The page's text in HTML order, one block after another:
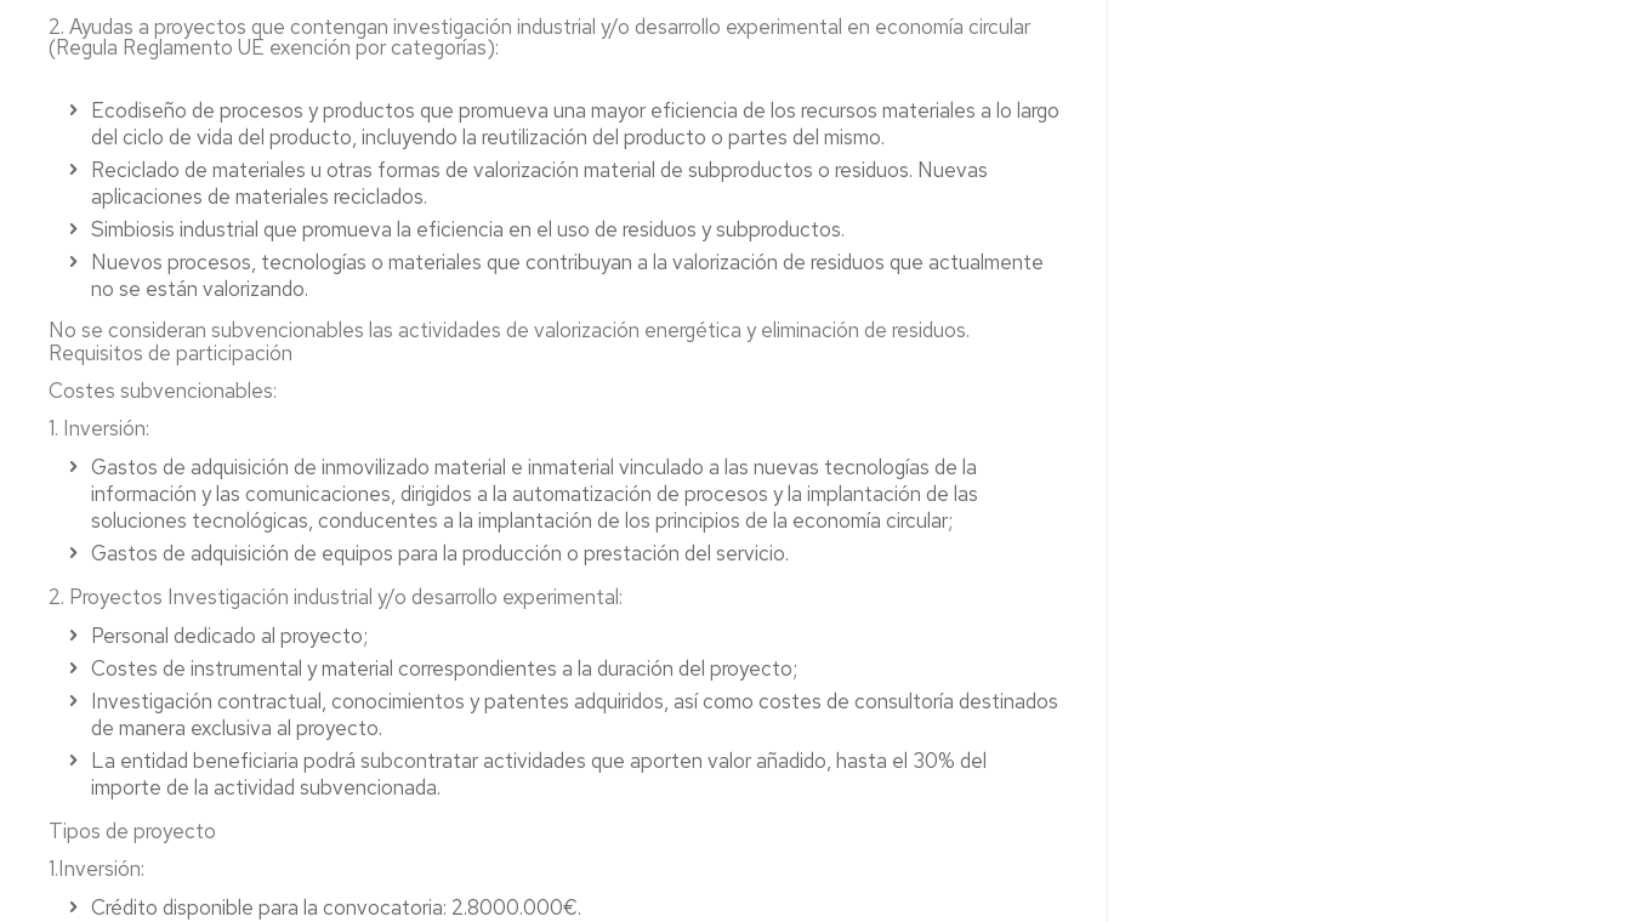
2. Ayudas a proyectos que contengan investigación industrial y/o desarrollo experimental en economía circular
(Regula Reglamento UE exención por categorías):
Ecodiseño de procesos y productos que promueva una mayor eficiencia de los recursos materiales a lo largo
del ciclo de vida del producto, incluyendo la reutilización del producto o partes del mismo.
Reciclado de materiales u otras formas de valorización material de subproductos o residuos. Nuevas
aplicaciones de materiales reciclados.
Simbiosis industrial que promueva la eficiencia en el uso de residuos y subproductos.
Nuevos procesos, tecnologías o materiales que contribuyan a la valorización de residuos que actualmente
no se están valorizando.
No se consideran subvencionables las actividades de valorización energética y eliminación de residuos.
Requisitos de participación
Costes subvencionables:
1. Inversión:
Gastos de adquisición de inmovilizado material e inmaterial vinculado a las nuevas tecnologías de la
información y las comunicaciones, dirigidos a la automatización de procesos y la implantación de las
soluciones tecnológicas, conducentes a la implantación de los principios de la economía circular;
Gastos de adquisición de equipos para la producción o prestación del servicio.
2. Proyectos Investigación industrial y/o desarrollo experimental:
Personal dedicado al proyecto;
Costes de instrumental y material correspondientes a la duración del proyecto;
Investigación contractual, conocimientos y patentes adquiridos, así como costes de consultoría destinados
de manera exclusiva al proyecto.
La entidad beneficiaria podrá subcontratar actividades que aporten valor añadido, hasta el 30% del
importe de la actividad subvencionada.
Tipos de proyecto
1.Inversión:
Crédito disponible para la convocatoria: 2.8000.000€.